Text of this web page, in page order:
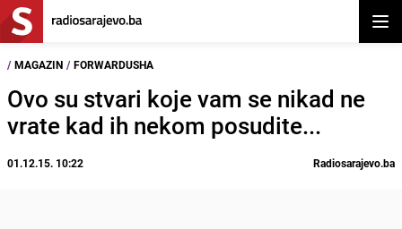
/ MAGAZIN / FORWARDUSHA
Ovo su stvari koje vam se nikad ne
vrate kad ih nekom posudite...
01.12.15. 10:22 Radiosarajevo.ba